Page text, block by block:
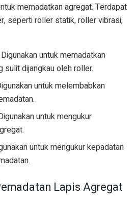
memadatkan agregat. Terdapat
seperti roller statik, roller vibrasi,
untuk memadatkan
sulit dijangkau oleh roller.
untuk melembabkan
untuk mengukur
untuk mengukur kepadatan
Lapis Agregat